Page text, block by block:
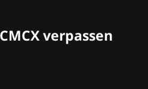
verpassen